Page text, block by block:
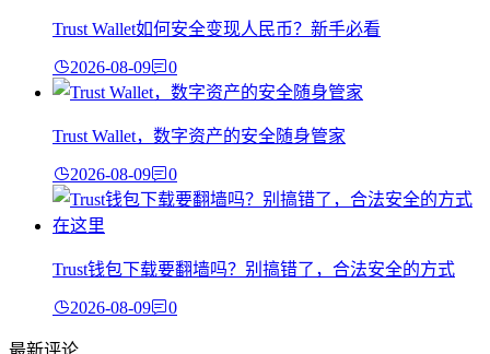
Trust Wallet如何安全变现人民币？新手必看
2026-08-09 0
Trust Wallet，数字资产的安全随身管家
2026-08-09 0
Trust钱包下载要翻墙吗？别搞错了，合法安全的方式
2026-08-09 0